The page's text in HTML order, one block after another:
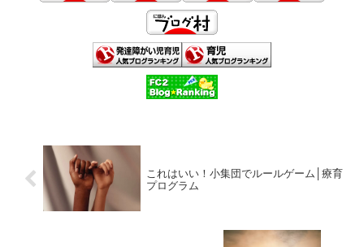
これはいい！小集団でルールゲーム│療育
プログラム